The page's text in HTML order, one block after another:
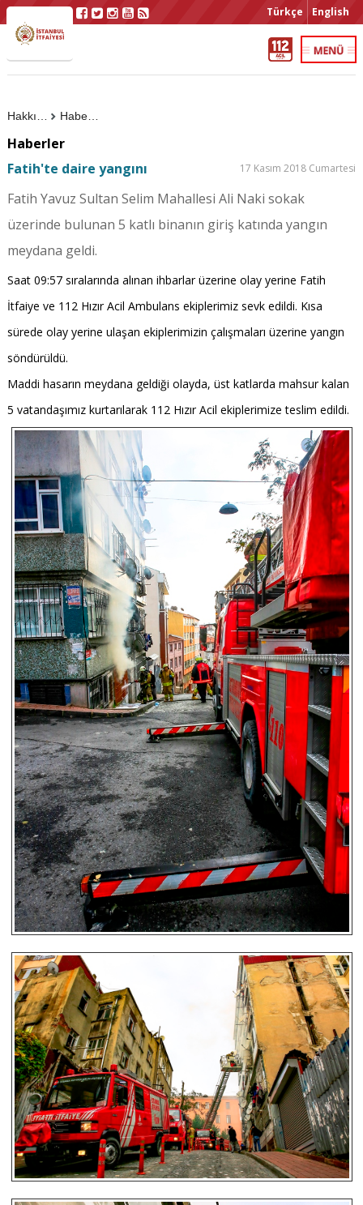
Türkçe English
Haberler
Haberler
Fatih'te daire yangını
17 Kasım 2018 Cumartesi
Fatih Yavuz Sultan Selim Mahallesi Ali Naki sokak
üzerinde bulunan 5 katlı binanın giriş katında yangın
meydana geldi.
Saat 09:57 sıralarında alınan ihbarlar üzerine olay yerine Fatih
İtfaiye ve 112 Hızır Acil Ambulans ekiplerimiz sevk edildi. Kısa
sürede olay yerine ulaşan ekiplerimizin çalışmaları üzerine yangın
söndürüldü.
Maddi hasarın meydana geldiği olayda, üst katlarda mahsur kalan
5 vatandaşımız kurtarılarak 112 Hızır Acil ekiplerimize teslim edildi.